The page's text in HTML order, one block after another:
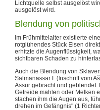
Lichtquelle selbst ausgelöst
ausgelöst wird.
Blendung von
Im Frühmittelalter existierte
rotglühendes Stück Eisen
erhitzte die Augenflüssigkeit,
sichtbaren Schaden zu
Auch die Blendung von
Salmanassar I. (Inschrift vom
Assur gebracht und
Getreide mahlen oder Melken
stachen ihm die Augen aus,
drehen im Gefängnis" (1